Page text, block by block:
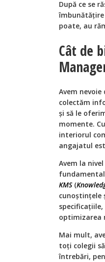
După ce se
îmbunătăţire
poate, au
Cât de
Avem
colectăm
și să le
momente.
interiorul
angajatul
Avem la
KMS(
cunoștințele
optimizarea
Mai mult,
toți colegii
întrebări,